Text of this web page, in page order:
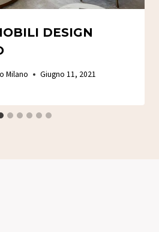
DESIGN
Milano Giugno 11, 2021